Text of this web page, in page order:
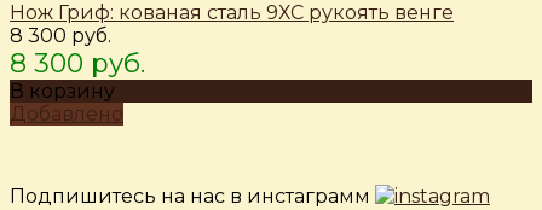
Нож Гриф: кованая сталь 9ХС рукоять венге
8 300 руб.
8 300 руб.
В корзину
Добавлено
Подпишитесь на нас в инстаграмм